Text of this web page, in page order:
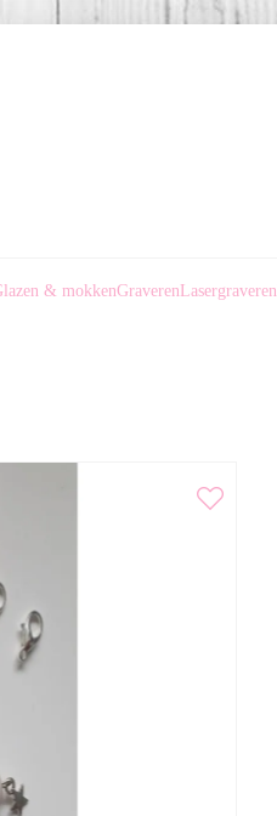
& mokkenGraverenLasergraveren